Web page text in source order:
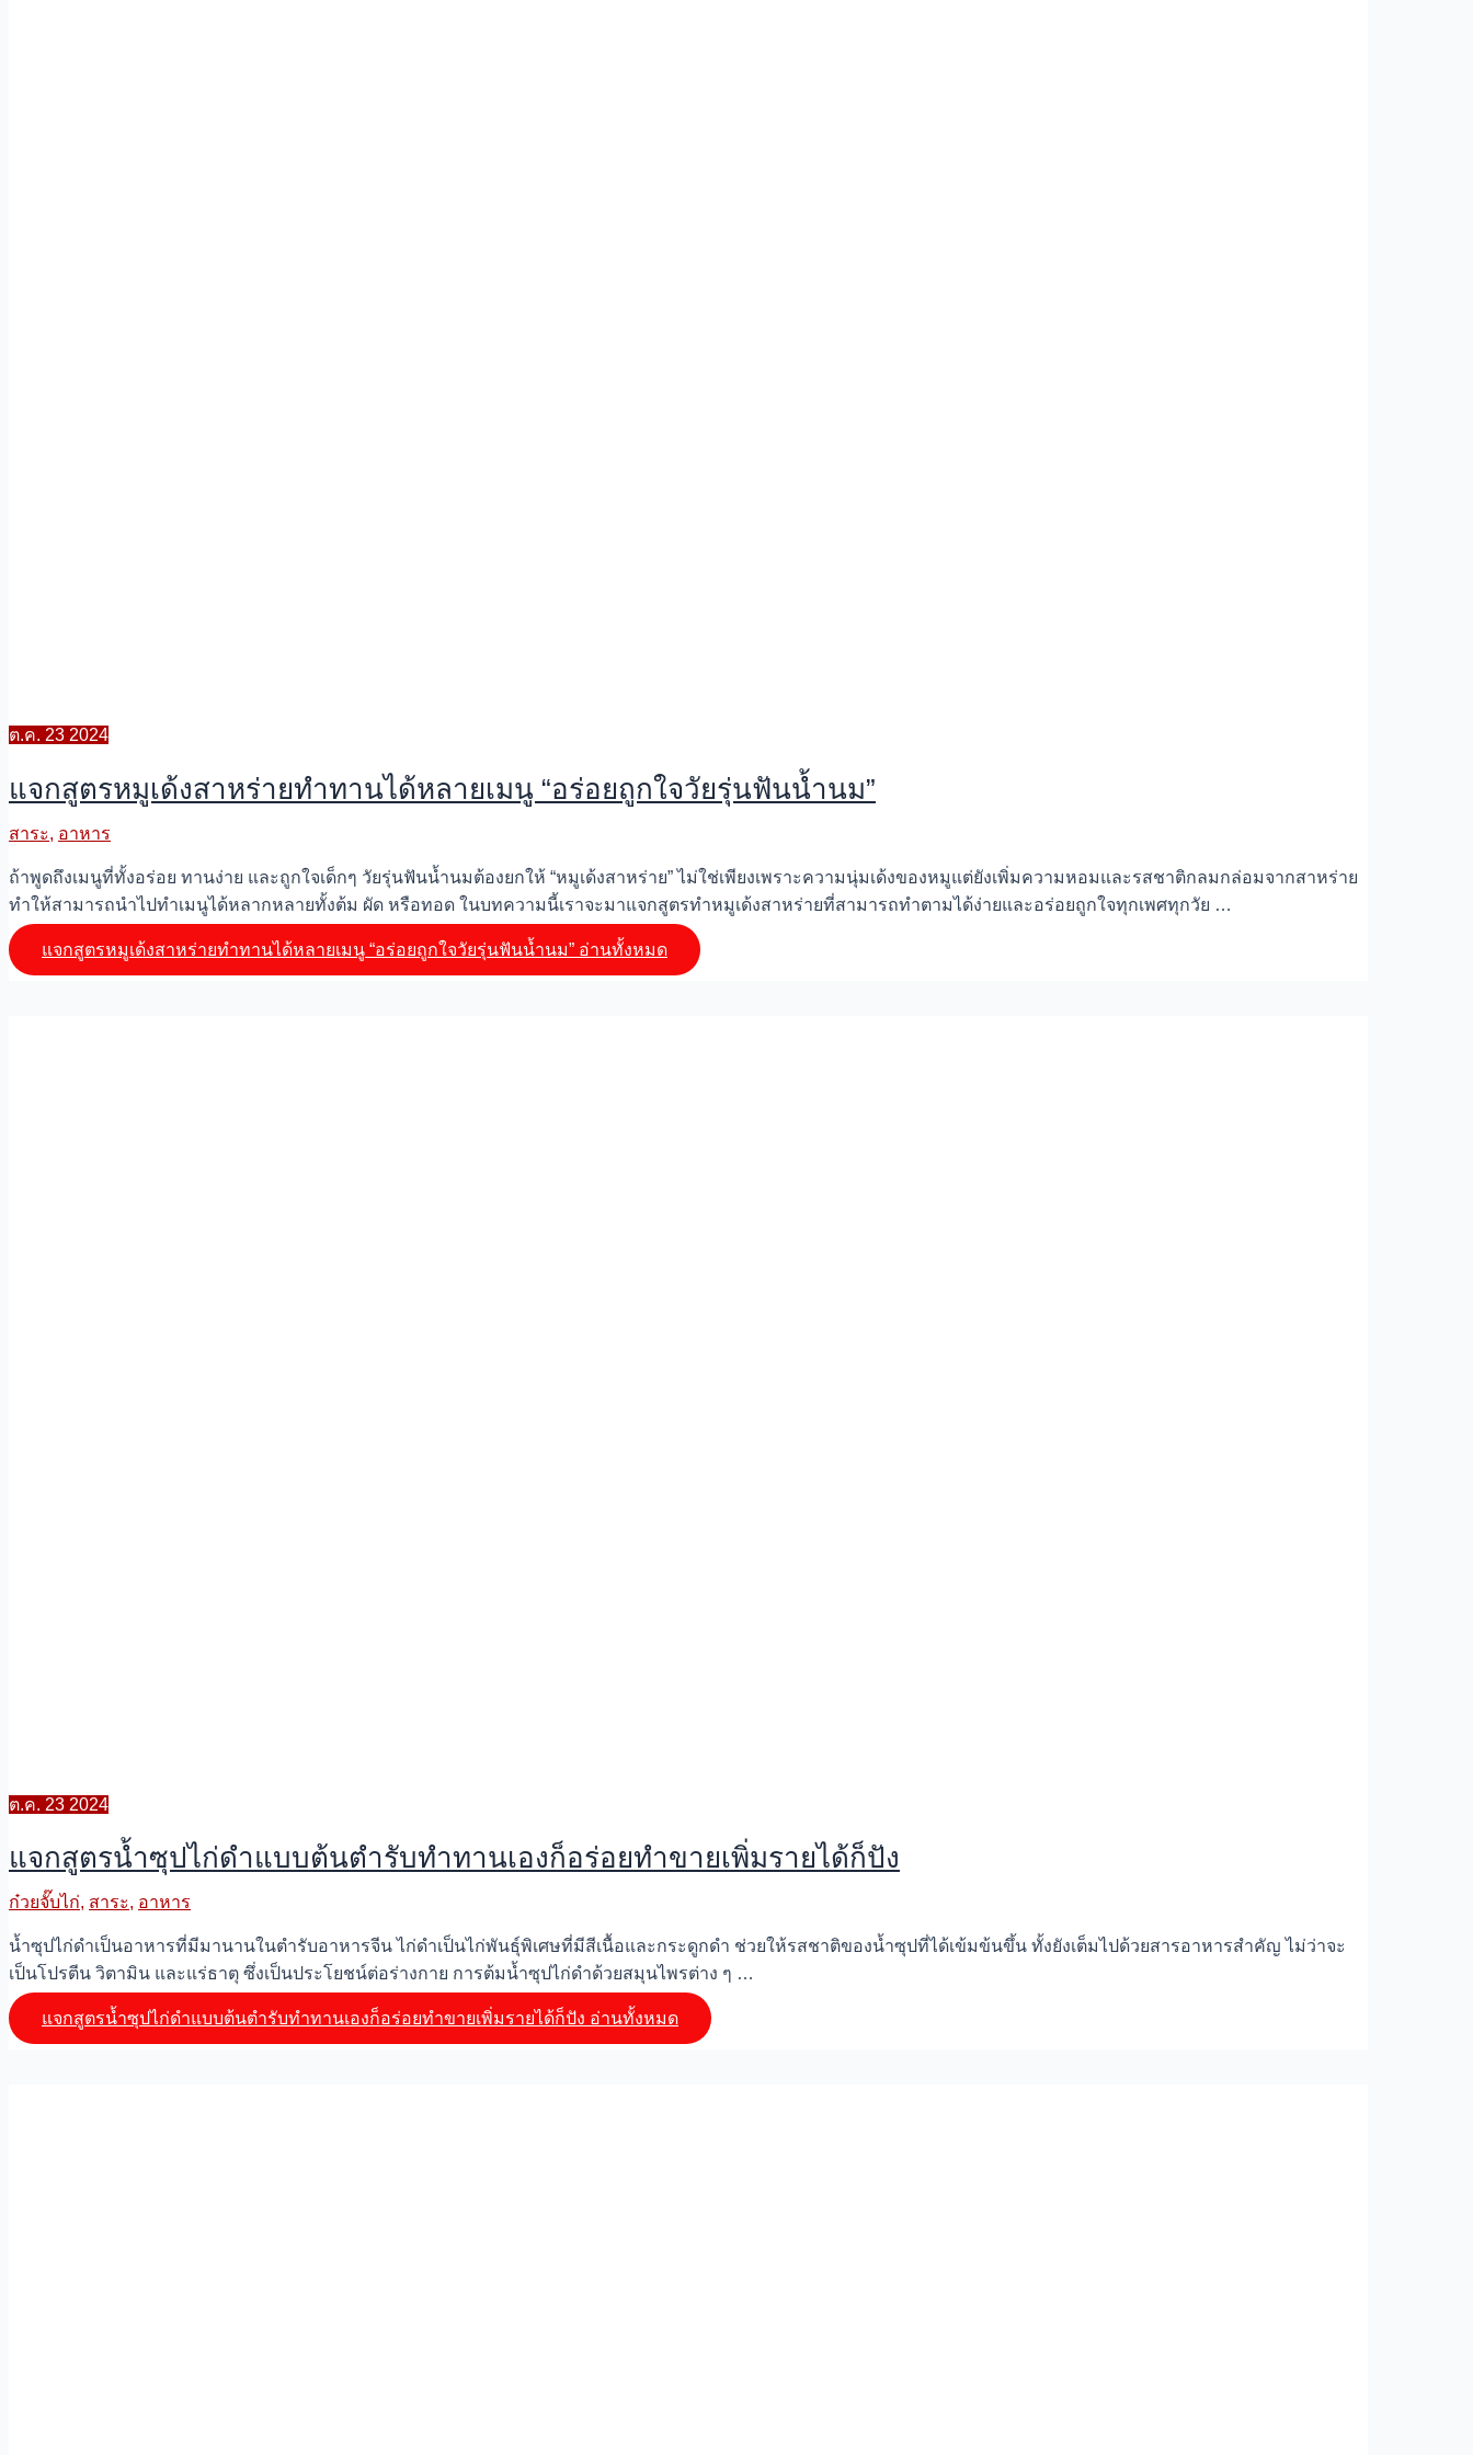
ต.ค. 23 2024
แจกสูตรหมูเด้งสาหร่ายทำทานได้หลายเมนู “อร่อยถูกใจวัยรุ่นฟันน้ำนม”
สาระ, อาหาร
ถ้าพูดถึงเมนูที่ทั้งอร่อย ทานง่าย และถูกใจเด็กๆ วัยรุ่นฟันน้ำนมต้องยกให้ “หมูเด้งสาหร่าย” ไม่ใช่เพียงเพราะความนุ่มเด้งของหมูแต่ยังเพิ่มความหอมและรสชาติกลมกล่อมจากสาหร่าย
ทำให้สามารถนำไปทำเมนูได้หลากหลายทั้งต้ม ผัด หรือทอด ในบทความนี้เราจะมาแจกสูตรทำหมูเด้งสาหร่ายที่สามารถทำตามได้ง่ายและอร่อยถูกใจทุกเพศทุกวัย …
แจกสูตรหมูเด้งสาหร่ายทำทานได้หลายเมนู “อร่อยถูกใจวัยรุ่นฟันน้ำนม” อ่านทั้งหมด
ต.ค. 23 2024
แจกสูตรน้ำซุปไก่ดำแบบต้นตำรับทำทานเองก็อร่อยทำขายเพิ่มรายได้ก็ปัง
ก๋วยจั๊บไก่, สาระ, อาหาร
น้ำซุปไก่ดำเป็นอาหารที่มีมานานในตำรับอาหารจีน ไก่ดำเป็นไก่พันธุ์พิเศษที่มีสีเนื้อและกระดูกดำ ช่วยให้รสชาติของน้ำซุปที่ได้เข้มข้นขึ้น ทั้งยังเต็มไปด้วยสารอาหารสำคัญ ไม่ว่าจะ
เป็นโปรตีน วิตามิน และแร่ธาตุ ซึ่งเป็นประโยชน์ต่อร่างกาย การต้มน้ำซุปไก่ดำด้วยสมุนไพรต่าง ๆ …
แจกสูตรน้ำซุปไก่ดำแบบต้นตำรับทำทานเองก็อร่อยทำขายเพิ่มรายได้ก็ปัง อ่านทั้งหมด